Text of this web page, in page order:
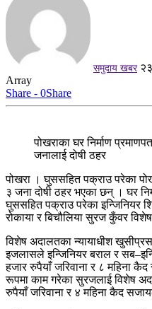
समुदाय खबर
Array
Share - 0Share
पोखराका घर निर्माण
जनालाई दोषी ठहर
पोखरा । घुससहित पक्राउ परेका
३ जना दोषी ठहर भएका छन् । घर
घुससहित पक्राउ परेका इन्जिनियर
रोकाया र बिचौलिया सुरज कुँवर
विशेष अदालतका न्यायाधीश
इजलासले इन्जिनियर बराल र
हजार रुपैयाँ जरिवाना र ८ महिना
रूपमा काम गरेका सुरजलाई विशेष
रुपैयाँ जरिवाना र ४ महिना कैद